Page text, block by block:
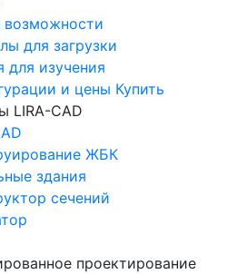
для загрузки
для изучения
и цены Купить
LIRA-CAD
ЖБК
здания
сечений
проектирование